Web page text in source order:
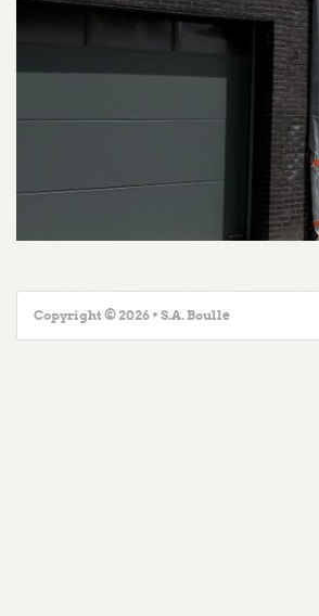
Copyright © 2026 • S.A. Boulle